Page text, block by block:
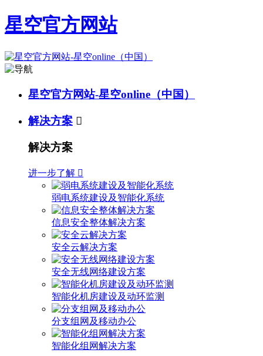
星空官方网站
星空官方网站-星空online（中国）
解决方案 
解决方案
进一步了解 
弱电系统建设及智能化系统
信息安全整体解决方案
安全云解决方案
安全无线网络建设方案
智能化机房建设及动环监测
分支组网及移动办公
智能化组网解决方案